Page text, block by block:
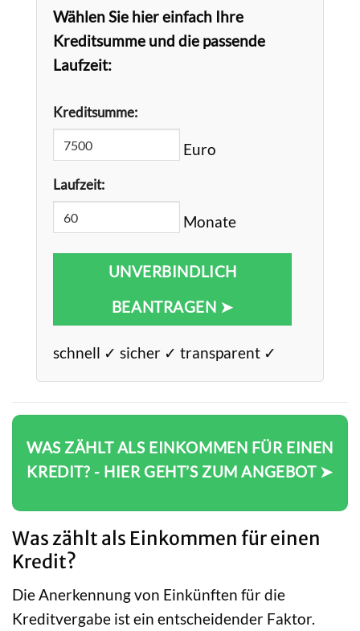
Wählen Sie hier einfach Ihre
Kreditsumme und die passende
Laufzeit:
Kreditsumme:
Euro
Laufzeit:
Monate
UNVERBINDLICH
BEANTRAGEN ➤
schnell ✓ sicher ✓ transparent ✓
WAS ZÄHLT ALS EINKOMMEN FÜR EINEN
KREDIT? - HIER GEHT’S ZUM ANGEBOT ➤
Was zählt als Einkommen für einen
Kredit?
Die Anerkennung von Einkünften für die
Kreditvergabe ist ein entscheidender Faktor.